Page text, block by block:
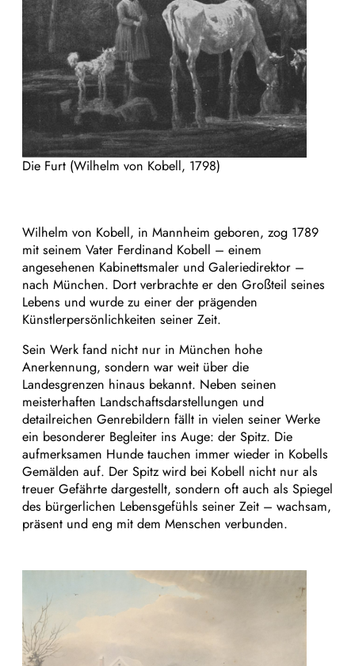
Die Furt (Wilhelm von Kobell, 1798)
Wilhelm von Kobell, in Mannheim geboren, zog 1789
mit seinem Vater Ferdinand Kobell – einem
angesehenen Kabinettsmaler und Galeriedirektor –
nach München. Dort verbrachte er den Großteil seines
Lebens und wurde zu einer der prägenden
Künstlerpersönlichkeiten seiner Zeit.
Sein Werk fand nicht nur in München hohe
Anerkennung, sondern war weit über die
Landesgrenzen hinaus bekannt. Neben seinen
meisterhaften Landschaftsdarstellungen und
detailreichen Genrebildern fällt in vielen seiner Werke
ein besonderer Begleiter ins Auge: der Spitz. Die
aufmerksamen Hunde tauchen immer wieder in Kobells
Gemälden auf. Der Spitz wird bei Kobell nicht nur als
treuer Gefährte dargestellt, sondern oft auch als Spiegel
des bürgerlichen Lebensgefühls seiner Zeit – wachsam,
präsent und eng mit dem Menschen verbunden.